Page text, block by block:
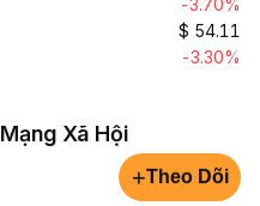
-3.70%
$ 54.11
-3.30%
Xã Hội
+Theo Dõi